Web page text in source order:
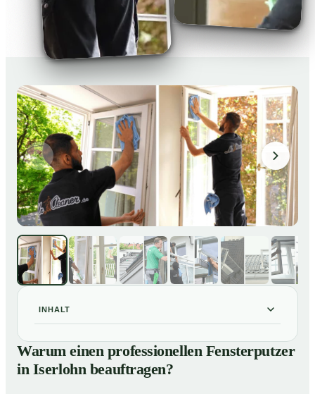
INHALT
Warum einen professionellen Fensterputzer in Iserlohn
beauftragen?
Darum lohnt sich ein Fensterputzer in Iserlohn
Warum einen professionellen Fensterputzer
in Iserlohn beauftragen?